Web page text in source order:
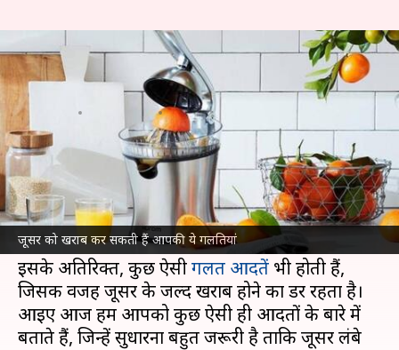
जूसर को खराब कर सकती हैं आपकी ये गलतियां
आपकी इन आदतों के कारण जल्दी
खराब हो सकता है जूसर
लेखन 09:43 pm
क्या है खबर?
जूसर की मदद से
फल और सब्जियों का जूस निकालना
काफी आसान हो जाता है, लेकिन अगर इसका सही ढंग से
रख-रखाव न किया जाए तो यह जल्दी खराब हो सकता है।
इसके अतिरिक्त, कुछ ऐसीगलत आदतें भी होती हैं,
जिसकी वजह जूसर के जल्द खराब होने का डर रहता है।
आइए आज हम आपको कुछ ऐसी ही आदतों के बारे में
बताते हैं, जिन्हें सुधारना बहुत जरूरी है ताकि जूसर लंबे